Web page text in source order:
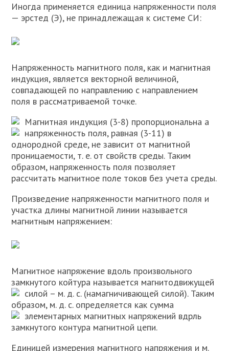
Иногда применяется единица напряженности поля
— эрстед (Э), не принадлежащая к системе СИ:
Напряженность магнитного поля, как и магнитная
индукция, является векторной величиной,
совпадающей по направлению с направлением
поля в рассматриваемой точке.
Магнитная индукция (3-8) пропорциональна а
напряженность поля, равная (3-11) в
однородной среде, не зависит от магнитной
проницаемости, т. е. от свойств среды. Таким
образом, напряженность поля позволяет
рассчитать магнитное поле токов без учета среды.
Произведение напряженности магнитного поля и
участка длины магнитной линии называется
магнитным напряжением:
Магнитное напряжение вдоль произвольного
замкнутого койтура называется магнитодвижущей
силой – м. д. с. (намагничивающей силой). Таким
образом, м. д. с. определяется как сумма
элементарных магнитных напряжений вдрль
замкнутого контура магнитной цепи.
Единицей измерения магнитного напряжения и м.